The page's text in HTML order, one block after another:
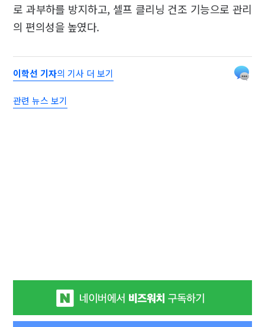
로 과부하를 방지하고, 셀프 클리닝 건조 기능으로 관리
의 편의성을 높였다.
이학선 기자의 기사 더 보기
관련 뉴스 보기